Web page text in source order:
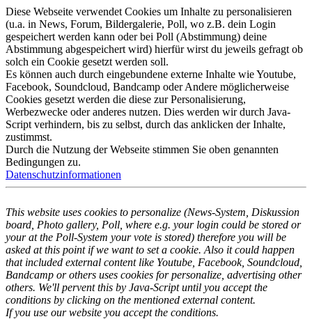
Diese Webseite verwendet Cookies um Inhalte zu personalisieren
(u.a. in News, Forum, Bildergalerie, Poll, wo z.B. dein Login
gespeichert werden kann oder bei Poll (Abstimmung) deine
Abstimmung abgespeichert wird) hierfür wirst du jeweils gefragt ob
solch ein Cookie gesetzt werden soll.
Es können auch durch eingebundene externe Inhalte wie Youtube,
Facebook, Soundcloud, Bandcamp oder Andere möglicherweise
Cookies gesetzt werden die diese zur Personalisierung,
Werbezwecke oder anderes nutzen. Dies werden wir durch Java-
Script verhindern, bis zu selbst, durch das anklicken der Inhalte,
zustimmst.
Durch die Nutzung der Webseite stimmen Sie oben genannten
Bedingungen zu.
Datenschutzinformationen
This website uses cookies to personalize (News-System, Diskussion
board, Photo gallery, Poll, where e.g. your login could be stored or
your at the Poll-System your vote is stored) therefore you will be
asked at this point if we want to set a cookie. Also it could happen
that included external content like Youtube, Facebook, Soundcloud,
Bandcamp or others uses cookies for personalize, advertising other
others. We'll pervent this by Java-Script until you accept the
conditions by clicking on the mentioned external content.
If you use our website you accept the conditions.